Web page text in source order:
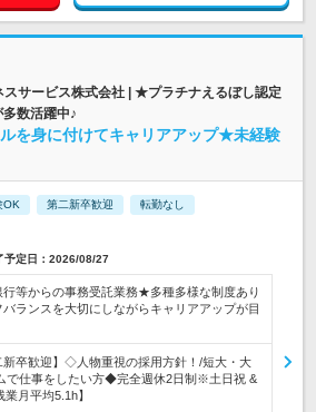
スサービス株式会社 | ★プラチナえるぼし認定
数活躍中♪
ルを身に付けてキャリアアップ★未経験
OK 第二新卒歓迎 転勤なし
定日：2026/08/27
行等からの事務受託業務★多種多様な制度あり
ランスを大切にしながらキャリアアップが目
新卒歓迎】◇人物重視の採用方針！/短大・大
で仕事をしたい方◆完全週休2日制※土日祝 &
月平均5.1h】